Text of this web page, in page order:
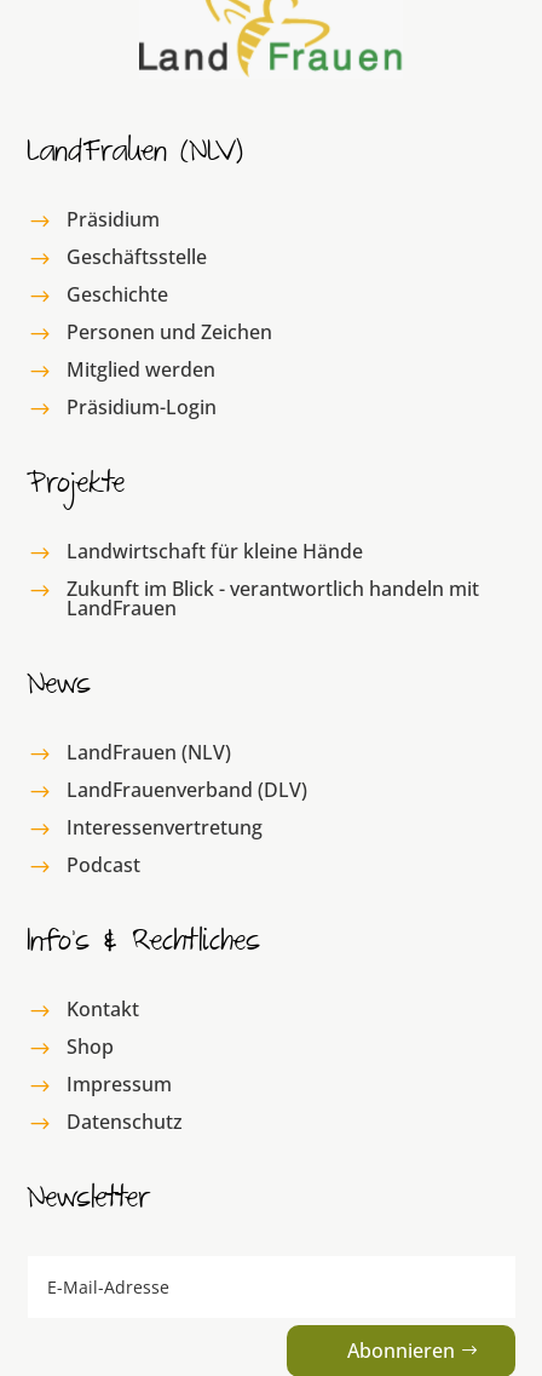
LandFrauen (NLV)
$ Präsidium
$ Geschäftsstelle
$ Geschichte
$ Personen und Zeichen
$ Mitglied werden
$ Präsidium-Login
Projekte
$ Landwirtschaft für kleine Hände
$ Zukunft im Blick - verantwortlich handeln mit
LandFrauen
News
$ LandFrauen (NLV)
$ LandFrauenverband (DLV)
$ Interessenvertretung
$ Podcast
Info’s & Rechtliches
$ Kontakt
$ Shop
$ Impressum
$ Datenschutz
Newsletter
Abonnieren